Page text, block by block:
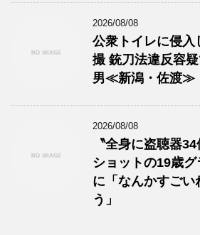
2026/08/08
公衆トイレに侵入
撮 銃刀法違反容
男≪新潟・佐渡≫
2026/08/08
〝全身に盗聴器
ショットの19歳
に「なんかすごい
う」